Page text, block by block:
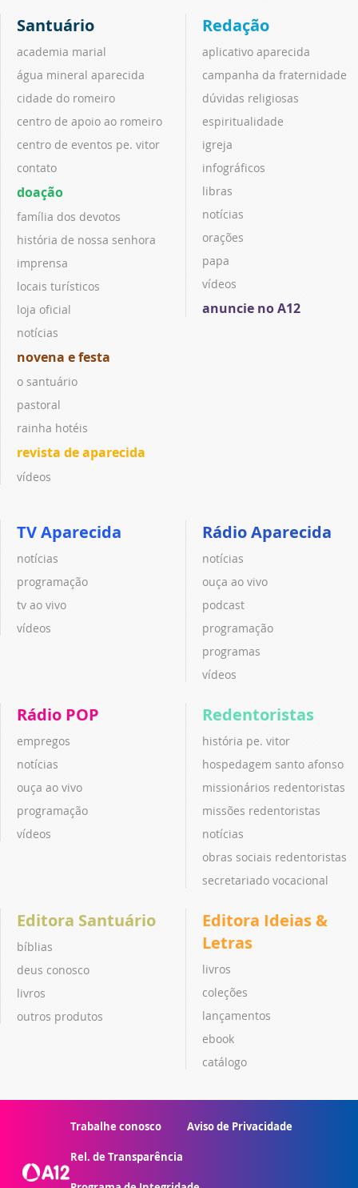
Santuário
academia marial
água mineral aparecida
cidade do romeiro
centro de apoio ao romeiro
centro de eventos pe. vitor
contato
doação
família dos devotos
história de nossa senhora
imprensa
locais turísticos
loja oficial
notícias
novena e festa
o santuário
pastoral
rainha hotéis
revista de aparecida
vídeos
Redação
aplicativo aparecida
campanha da fraternidade
dúvidas religiosas
espiritualidade
igreja
infográficos
libras
notícias
orações
papa
vídeos
anuncie no A12
TV Aparecida
notícias
programação
tv ao vivo
vídeos
Rádio Aparecida
notícias
ouça ao vivo
podcast
programação
programas
vídeos
Rádio POP
empregos
notícias
ouça ao vivo
programação
vídeos
Redentoristas
história pe. vitor
hospedagem santo afonso
missionários redentoristas
missões redentoristas
notícias
obras sociais redentoristas
secretariado vocacional
Editora Santuário
bíblias
deus conosco
livros
outros produtos
Editora Ideias &
Letras
livros
coleções
lançamentos
ebook
catálogo
Trabalhe conosco Aviso de Privacidade
Rel. de Transparência